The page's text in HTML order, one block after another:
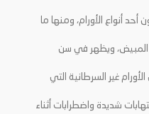
أنواع الأورام، ومنها ما
المبيض، ويظهر في سن
غير السرطانية التي
شديدة واضطرابات أثناء